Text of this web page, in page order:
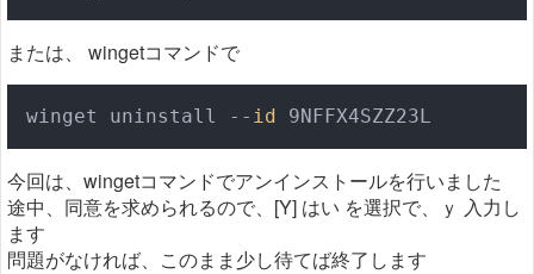
または、 wingetコマンドで
winget uninstall -- id 9NFFX4SZZ23L
今回は、wingetコマンドでアンインストールを行いました
途中、同意を求められるので、[Y] はい を選択で、ｙ 入力し
ます
問題がなければ、このまま少し待てば終了します